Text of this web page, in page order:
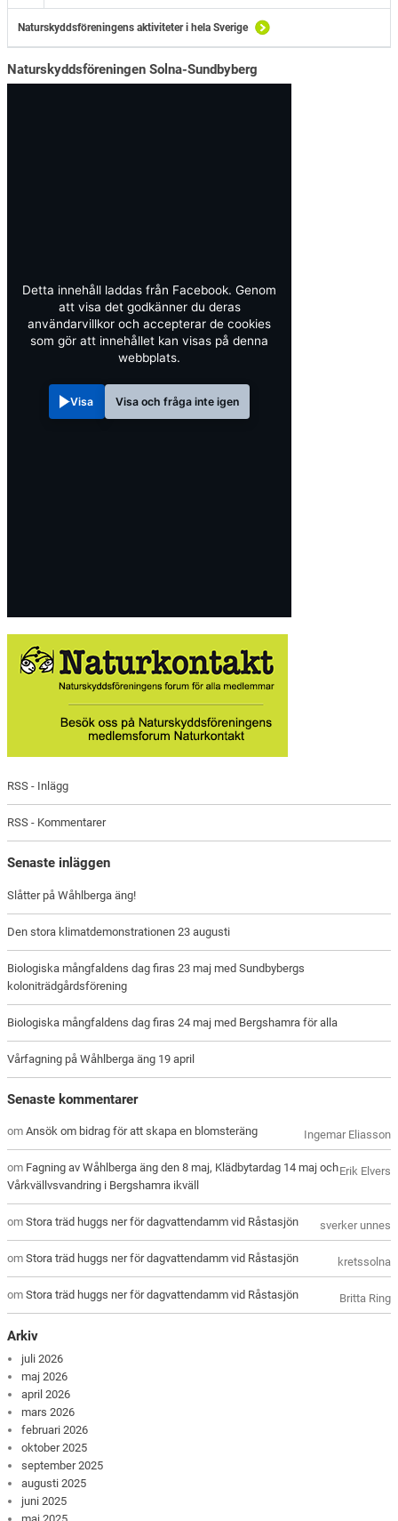
Naturskyddsföreningens aktiviteter i hela Sverige
Naturskyddsföreningen Solna-Sundbyberg
Detta innehåll laddas från Facebook. Genom
att visa det godkänner du deras
användarvillkor och accepterar de cookies
som gör att innehållet kan visas på denna
webbplats.
Visa Visa och fråga inte igen
RSS - Inlägg
RSS - Kommentarer
Senaste inläggen
Slåtter på Wåhlberga äng!
Den stora klimatdemonstrationen 23 augusti
Biologiska mångfaldens dag firas 23 maj med Sundbybergs
koloniträdgårdsförening
Biologiska mångfaldens dag firas 24 maj med Bergshamra för alla
Vårfagning på Wåhlberga äng 19 april
Senaste kommentarer
Ingemar Eliasson
omAnsök om bidrag för att skapa en blomsteräng
Erik Elvers
om Fagning av Wåhlberga äng den 8 maj, Klädbytardag 14 maj och
Vårkvällvsvandring i Bergshamra ikväll
sverker unnes
omStora träd huggs ner för dagvattendamm vid Råstasjön
kretssolna
omStora träd huggs ner för dagvattendamm vid Råstasjön
Britta Ring
omStora träd huggs ner för dagvattendamm vid Råstasjön
Arkiv
juli 2026
maj 2026
april 2026
mars 2026
februari 2026
oktober 2025
september 2025
augusti 2025
juni 2025